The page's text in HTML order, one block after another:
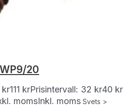
20
kr111 krPrisintervall: 32 kr40 kr
momsInkl. moms Svets >